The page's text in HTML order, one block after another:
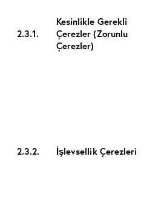
2.3.1.
Kesinlikle Gerekli
Çerezler (Zorunlu
Çerezler)
2.3.2. İşlevsellik Çerezleri